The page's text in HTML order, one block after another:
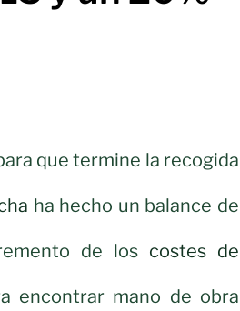
que termine la recogida
ha hecho un balance de
de los costes de
encontrar mano de obra